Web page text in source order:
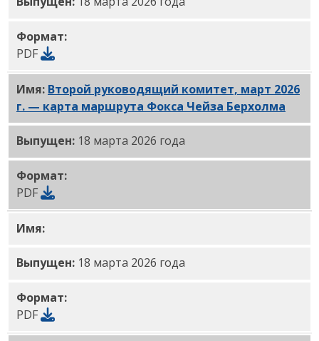
Формат:
PDF
Имя: Второй руководящий комитет, март 2026
г. — карта маршрута Фокса Чейза Берхолма
Выпущен: 18 марта 2026 года
Формат:
PDF
Имя:Март 2026 г. Второй руководящий комитет
Выпущен: 18 марта 2026 года
Формат:
PDF